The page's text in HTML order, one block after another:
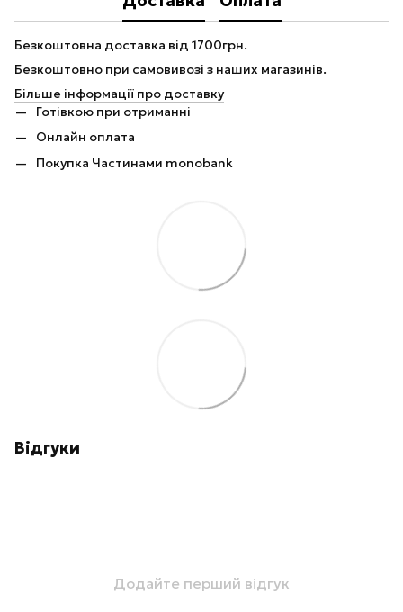
Безкоштовна доставка від 1700грн.
Безкоштовно при самовивозі з наших магазинів.
Більше інформації про доставку
Готівкою при отриманні
Онлайн оплата
Покупка Частинами monobank
Відгуки
Додайте перший відгук